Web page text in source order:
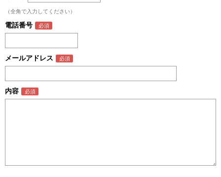
（全角で入力してください）
電話番号
メールアドレス
内容